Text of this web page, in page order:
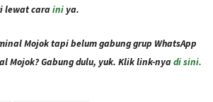
lewat caraini ya.
Mojok tapi belum gabung grup WhatsApp
Mojok? Gabung dulu, yuk. Klik link-nyadi sini.